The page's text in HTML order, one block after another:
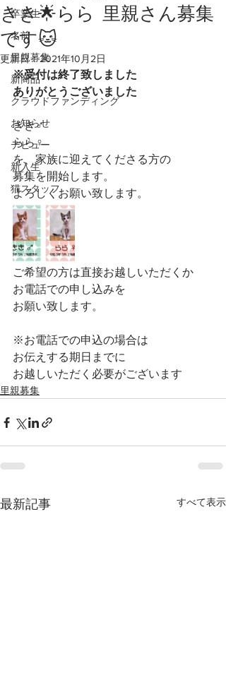
卒業生
名前
里親募集
新商品
クラウドファンディング
お知らせ
デビュー
新入生
猫スタッフ
きき🌟らら 里親さん募集
です🐱
更新日：2021年10月2日
※受付は終了致しました
ありがとうございました
きき♂️
らら♀️
を、家族に迎えてくださる方の
募集を開始します。
よろしくお願い致します。
ご希望の方は直接お越しいただくか
お電話での申し込みを
お願い致します。
※お電話での申込の場合は
お伝えする期日までに
お越しいただく必要がございます
里親募集
最新記事 すべて表示